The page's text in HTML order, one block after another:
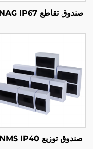
صندوق تقاطع SNAG IP67
صندوق توزيع SNMS IP40